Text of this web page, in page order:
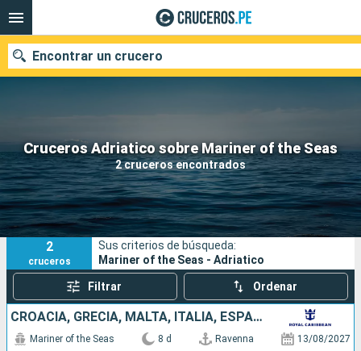
Cruceros Adriatico sobre Mariner of the Seas
2 cruceros encontrados
Encontrar un crucero
Nuestros destinos
Fecha de salida
Puertos Compañías
Buscar
2
cruceros
Sus criterios de búsqueda:
Mariner of the Seas - Adriatico
Filtrar Ordenar
CROACIA, GRECIA, MALTA, ITALIA, ESPAÑA
Mariner of the Seas 8 d Ravenna 13/08/2027